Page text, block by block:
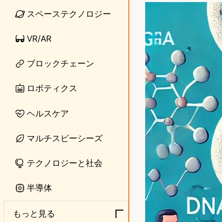
スペーステクノロジー
VR/AR
ブロックチェーン
ロボティクス
ヘルスケア
マルチスピーシーズ
テクノロジーと社会
半導体
もっと見る
s
t
o
n